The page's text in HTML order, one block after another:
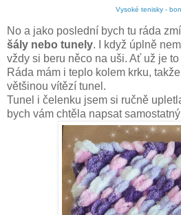
Vysoké tenisky -
No a jako poslední bych tu ráda
šály nebo tunely. I když úplně
vždy si beru něco na uši. Ať už je
Ráda mám i teplo kolem krku,
většinou vítězí tunel.
Tunel i čelenku jsem si ručně
bych vám chtěla napsat